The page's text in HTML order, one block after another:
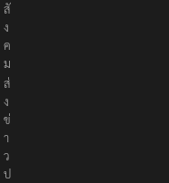
สั
ง
ค
ม
ส่
ง
ข่
า
ว
ป